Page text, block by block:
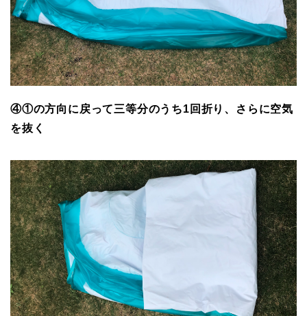
④①の方向に戻って三等分のうち1回折り、さらに空気
を抜く